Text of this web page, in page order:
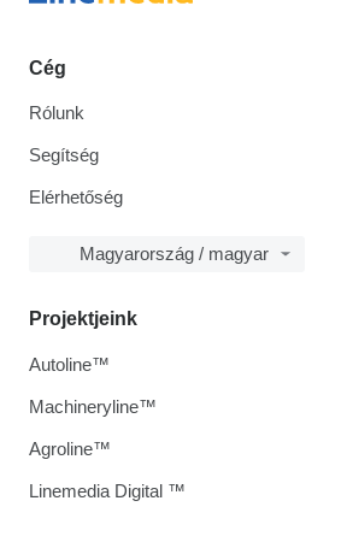
Cég
Rólunk
Segítség
Elérhetőség
Magyarország / magyar
Projektjeink
Autoline™
Machineryline™
Agroline™
Linemedia Digital ™